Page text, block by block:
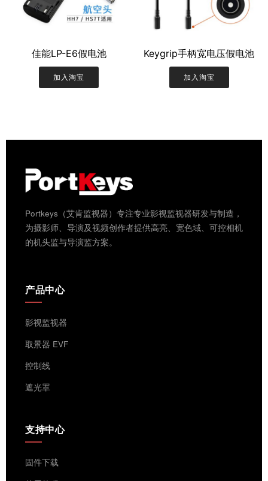
佳能LP-E6假电池
加入淘宝
Keygrip手柄宽电压假电池
加入淘宝
Portkeys（艾肯监视器）专注专业影视监视器研发与制造，
为摄影师、导演及视频创作者提供高亮、宽色域、可控相机
的机头监与导演监方案。
产品中心
影视监视器
取景器 EVF
控制线
遮光罩
支持中心
固件下载